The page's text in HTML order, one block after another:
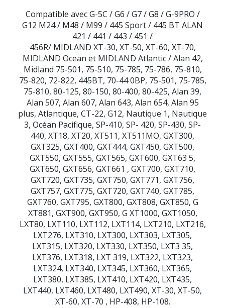
Compatible avec G-5C / G6 / G7 / G8 / G-9PRO /
G12 M24 / M48 / M99 / 445 Sport / 445 BT ALAN
421 / 441 / 443 / 451 /
456R/ MIDLAND XT-30, XT-50, XT-60, XT-70,
MIDLAND Ocean et MIDLAND Atlantic / Alan 42,
Midland 75-501, 75-510, 75-785, 75-786, 75-810,
75-820, 72-822, 445BT, 70-44 0BP, 75-501, 75-785,
75-810, 80-125, 80-150, 80-400, 80-425, Alan 39,
Alan 507, Alan 607, Alan 643, Alan 654, Alan 95
plus, Atlantique, CT-22, G12, Nautique 1, Nautique
3, Océan Pacifique, SP-410, SP- 420, SP-430, SP-
440, XT18, XT20, XT511, XT511MO, GXT300,
GXT325, GXT400, GXT444, GXT450, GXT500,
GXT550, GXT555, GXT565, GXT600, GXT63 5,
GXT650, GXT656, GXT661 , GXT700, GXT710,
GXT720, GXT735, GXT750, GXT771, GXT756,
GXT757, GXT775, GXT720, GXT740, GXT785,
GXT760, GXT795, GXT800, GXT808, GXT850, G
XT881, GXT900, GXT950, G XT1000, GXT1050,
LXT80, LXT110, LXT112, LXT114, LXT210, LXT216,
LXT276, LXT310, LXT300, LXT303, LXT305,
LXT315, LXT320, LXT330, LXT350, LXT3 35,
LXT376, LXT318, LXT 319, LXT322, LXT323,
LXT324, LXT340, LXT345, LXT360, LXT365,
LXT380, LXT385, LXT410, LXT420, LXT435,
LXT440, LXT460, LXT480, LXT490, XT-30, XT-50,
XT-60, XT-70 , HP-408, HP-108.